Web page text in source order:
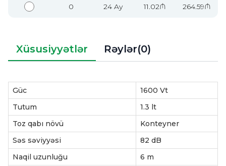
0 24 Ay 11.02₼ 264.59₼
Xüsusiyyətlər Rəylər(0)
Güc
1600 Vt
Tutum
1.3 lt
Toz qabı növü
Konteyner
Səs səviyyəsi
82 dB
Naqil uzunluğu
6 m